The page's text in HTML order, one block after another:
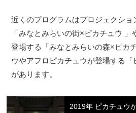
近くのプログラムはプロジェクショ
「みなとみらいの街×ピカチュウ
登場する「みなとみらいの森×ピカ
ウやアフロピカチュウが登場する「
があります。
2019年 ピカチュウ